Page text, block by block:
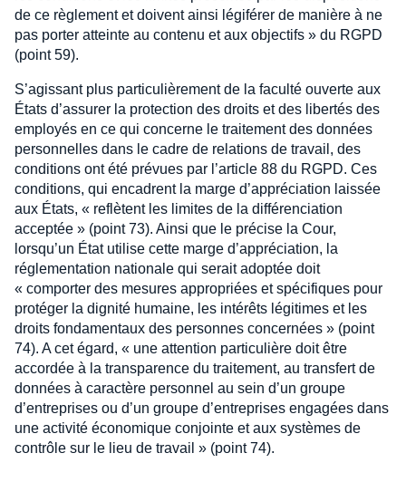
de ce règlement et doivent ainsi légiférer de manière à ne
pas porter atteinte au contenu et aux objectifs » du RGPD
(point 59).
S’agissant plus particulièrement de la faculté ouverte aux
États d’assurer la protection des droits et des libertés des
employés en ce qui concerne le traitement des données
personnelles dans le cadre de relations de travail, des
conditions ont été prévues par l’article 88 du RGPD. Ces
conditions, qui encadrent la marge d’appréciation laissée
aux États, « reflètent les limites de la différenciation
acceptée » (point 73). Ainsi que le précise la Cour,
lorsqu’un État utilise cette marge d’appréciation, la
réglementation nationale qui serait adoptée doit
« comporter des mesures appropriées et spécifiques pour
protéger la dignité humaine, les intérêts légitimes et les
droits fondamentaux des personnes concernées » (point
74). A cet égard, « une attention particulière doit être
accordée à la transparence du traitement, au transfert de
données à caractère personnel au sein d’un groupe
d’entreprises ou d’un groupe d’entreprises engagées dans
une activité économique conjointe et aux systèmes de
contrôle sur le lieu de travail » (point 74).